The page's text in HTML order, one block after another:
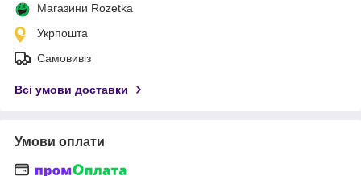
Магазини Rozetka
Укрпошта
Самовивіз
Всі умови доставки
Умови оплати